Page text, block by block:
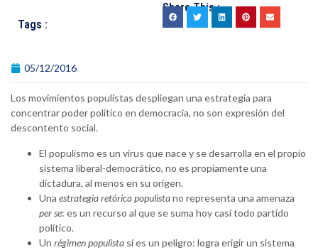
Tags :
Share This :
05/12/2016
Los movimientos populistas despliegan una estrategia para
concentrar poder político en democracia, no son expresión del
descontento social.
El populismo es un virus que nace y se desarrolla en el propio
sistema liberal-democrático, no es propiamente una
dictadura, al menos en su origen.
Una estrategia retórica populistano representa una amenaza
per se: es un recurso al que se suma hoy casi todo partido
político.
Un régimen populista sí es un peligro: logra erigir un sistema